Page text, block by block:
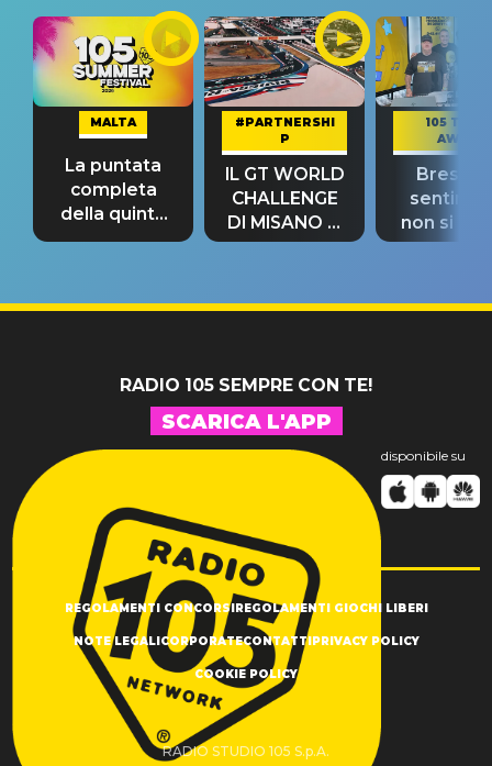
MALTA
La puntata
completa
della quinta
tappa
#PARTNERSHI
P
IL GT WORLD
CHALLENGE
DI MISANO si
riconferma
105 TAKE
AWAY
Bresh:
non si
fino alla
RADIO 105 SEMPRE CON TE!
SCARICA L'APP
disponibile su
REGOLAMENTI CONCORSI REGOLAMENTI GIOCHI LIBERI
NOTE LEGALI CORPORATECONTATTI PRIVACY POLICY
COOKIE POLICY
RADIO STUDIO 105 S.p.A.